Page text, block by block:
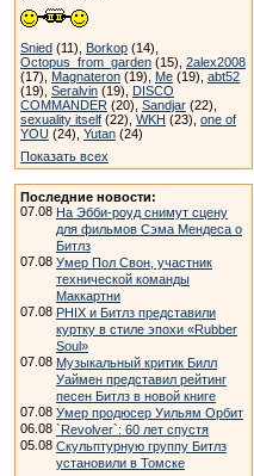
Snied (11), Borkop (14),
Octopus_from_garden (15), 2alex2008
(17), Magnateron (19), Me (19), abt52
(19), Seralvin (19), DISCO
COMMANDER (20), Sandjar (22),
sexuality itself (22), WKH (23), one of
YOU (24), Yutan (24)
Показать всех
Последние новости:
07.08 На Эбби-роуд снимут сцену
для фильмов Сэма Мендеса о
Битлз
07.08 Умер Пол Свон, участник
технической команды
Маккартни
07.08 PHIX и Битлз представили
куртку в стиле эпохи «Rubber
Soul»
07.08 Музыкальный критик Билл
Уаймен представил рейтинг
песен Битлз в новой книге
07.08 Умер продюсер Уильям Орбит
06.08 `Revolver`: 60 лет спустя
05.08 Скульптурную группу Битлз
установили в Томске